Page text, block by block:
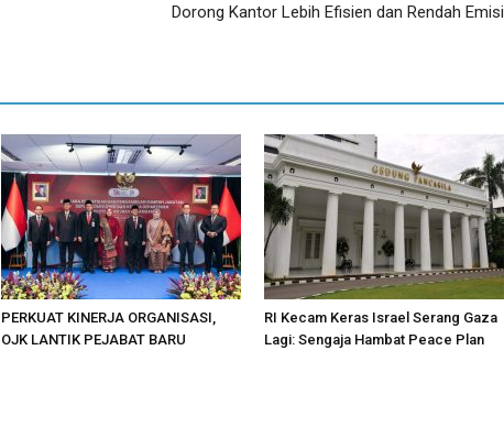
Dorong Kantor Lebih Efisien dan Rendah Emisi
PERKUAT KINERJA ORGANISASI,
OJK LANTIK PEJABAT BARU
RI Kecam Keras Israel Serang Gaza
Lagi: Sengaja Hambat Peace Plan